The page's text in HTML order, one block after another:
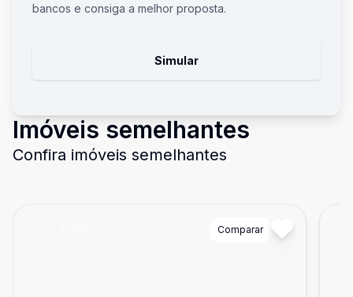
bancos e consiga a melhor proposta.
Simular
Imóveis semelhantes
Confira imóveis semelhantes
Comparar